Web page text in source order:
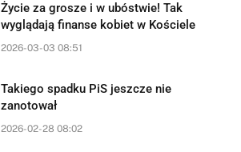
Życie za grosze i w ubóstwie! Tak
wyglądają finanse kobiet w Kościele
2026-03-03 08:51
Takiego spadku PiS jeszcze nie
zanotował
2026-02-28 08:02